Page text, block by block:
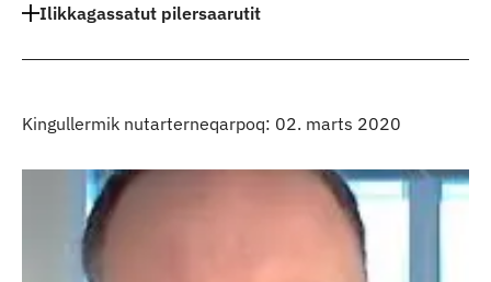
Ilikkagassatut pilersaarutit
Kingullermik nutarterneqarpoq: 02. marts 2020
Kontakt